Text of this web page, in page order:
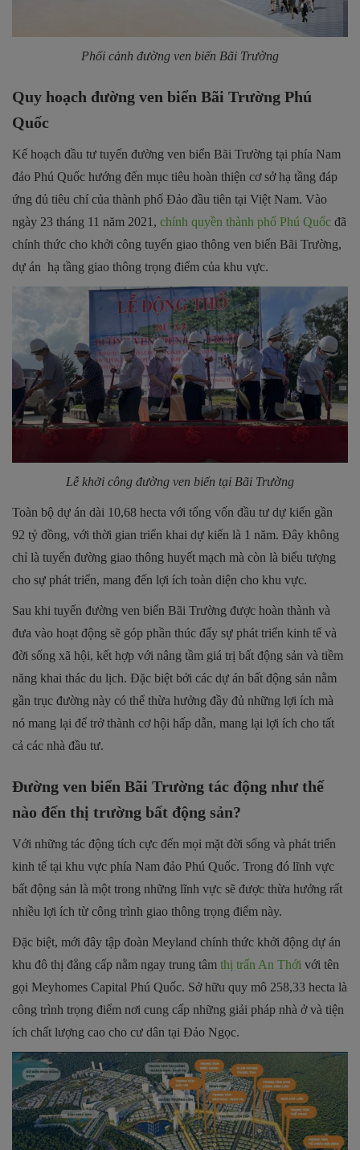
Phối cảnh đường ven biển Bãi Trường
Quy hoạch đường ven biển Bãi Trường Phú
Quốc
Kế hoạch đầu tư tuyến đường ven biển Bãi Trường tại phía Nam
đảo Phú Quốc hướng đến mục tiêu hoàn thiện cơ sở hạ tầng đáp
ứng đủ tiêu chí của thành phố Đảo đầu tiên tại Việt Nam. Vào
ngày 23 tháng 11 năm 2021, chính quyền thành phố Phú Quốc đã
chính thức cho khởi công tuyến giao thông ven biển Bãi Trường,
dự án hạ tầng giao thông trọng điểm của khu vực.
Lễ khởi công đường ven biển tại Bãi Trường
Toàn bộ dự án dài 10,68 hecta với tổng vốn đầu tư dự kiến gần
92 tỷ đồng, với thời gian triển khai dự kiến là 1 năm. Đây không
chỉ là tuyến đường giao thông huyết mạch mà còn là biểu tượng
cho sự phát triển, mang đến lợi ích toàn diện cho khu vực.
Sau khi tuyến đường ven biển Bãi Trường được hoàn thành và
đưa vào hoạt động sẽ góp phần thúc đẩy sự phát triển kinh tế và
đời sống xã hội, kết hợp với nâng tầm giá trị bất động sản và tiềm
năng khai thác du lịch. Đặc biệt bởi các dự án bất động sản nằm
gần trục đường này có thể thừa hưởng đầy đủ những lợi ích mà
nó mang lại để trở thành cơ hội hấp dẫn, mang lại lợi ích cho tất
cả các nhà đầu tư.
Đường ven biển Bãi Trường tác động như thế
nào đến thị trường bất động sản?
Với những tác động tích cực đến mọi mặt đời sống và phát triển
kinh tế tại khu vực phía Nam đảo Phú Quốc. Trong đó lĩnh vực
bất động sản là một trong những lĩnh vực sẽ được thừa hưởng rất
nhiều lợi ích từ công trình giao thông trọng điểm này.
Đặc biệt, mới đây tập đoàn Meyland chính thức khởi động dự án
khu đô thị đẳng cấp nằm ngay trung tâm thị trấn An Thới với tên
gọi Meyhomes Capital Phú Quốc. Sở hữu quy mô 258,33 hecta là
công trình trọng điểm nơi cung cấp những giải pháp nhà ở và tiện
ích chất lượng cao cho cư dân tại Đảo Ngọc.